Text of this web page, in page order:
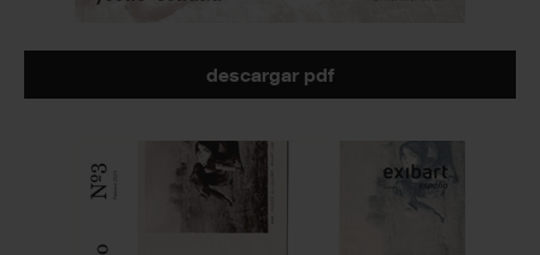
descargar pdf